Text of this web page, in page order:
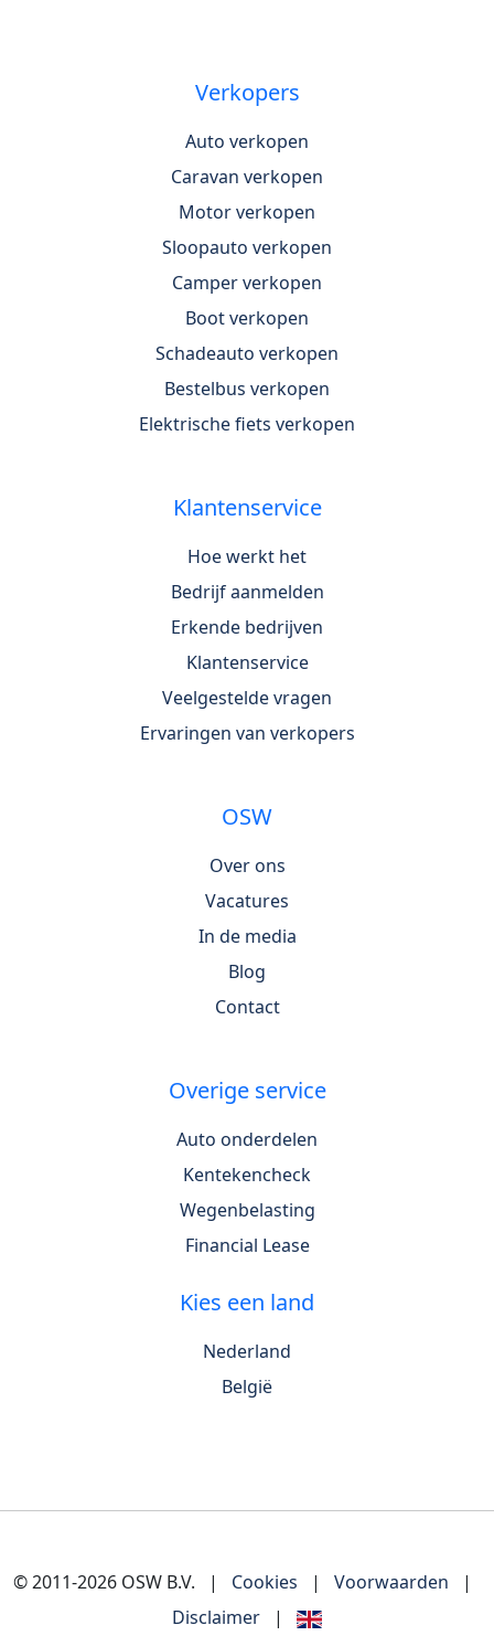
Verkopers
Auto verkopen
Caravan verkopen
Motor verkopen
Sloopauto verkopen
Camper verkopen
Boot verkopen
Schadeauto verkopen
Bestelbus verkopen
Elektrische fiets verkopen
Klantenservice
Hoe werkt het
Bedrijf aanmelden
Erkende bedrijven
Klantenservice
Veelgestelde vragen
Ervaringen van verkopers
OSW
Over ons
Vacatures
In de media
Blog
Contact
Overige service
Auto onderdelen
Kentekencheck
Wegenbelasting
Financial Lease
Kies een land
Nederland
België
© 2011-2026 OSW B.V. | Cookies | Voorwaarden
|
Disclaimer
|